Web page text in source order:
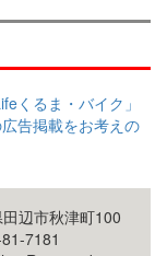
くるま・バイク」
告掲載をお考えの
辺市秋津町100
7181